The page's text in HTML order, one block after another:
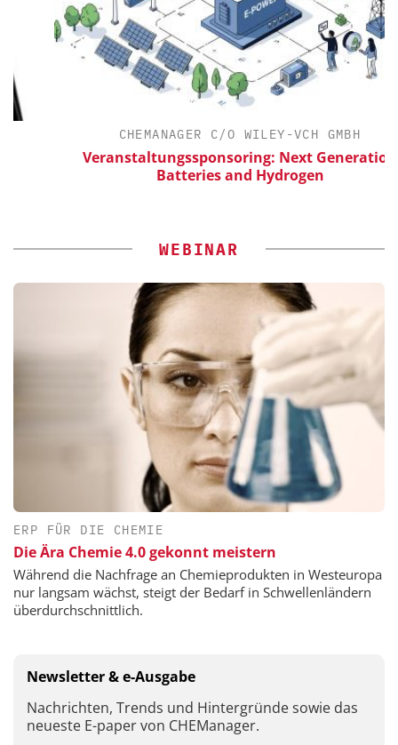
CHEMANAGER C/O WILEY-VCH GMBH
Veranstaltungssponsoring: Next Generation
Batteries and Hydrogen
WEBINAR
ERP FÜR DIE CHEMIE
Die Ära Chemie 4.0 gekonnt meistern
Während die Nachfrage an Chemieprodukten in Westeuropa
nur langsam wächst, steigt der Bedarf in Schwellenländern
überdurchschnittlich.
Newsletter & e-Ausgabe
Nachrichten, Trends und Hintergründe sowie das
neueste E-paper von CHEManager.